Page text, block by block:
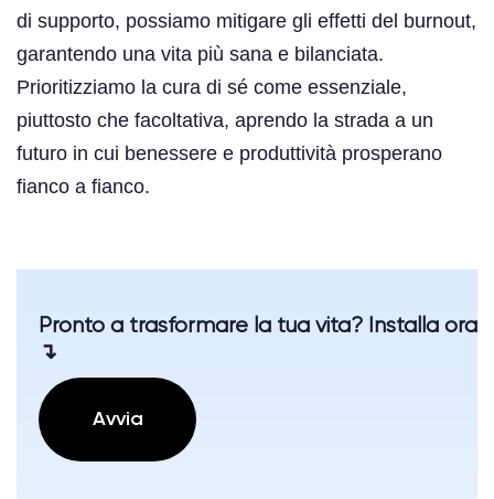
di supporto, possiamo mitigare gli effetti del burnout,
garantendo una vita più sana e bilanciata.
Prioritizziamo la cura di sé come essenziale,
piuttosto che facoltativa, aprendo la strada a un
futuro in cui benessere e produttività prosperano
fianco a fianco.
Pronto a trasformare la tua vita? Installa ora
↴
Avvia